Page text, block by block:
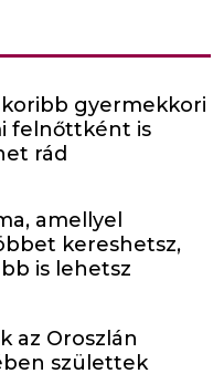
gyermekkori
felnőttként is
rád
amellyel
kereshetsz,
is lehetsz
az Oroszlán
születtek